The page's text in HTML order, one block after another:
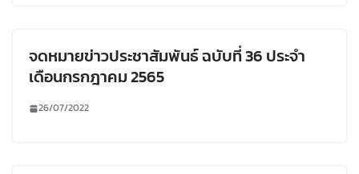
จดหมายข่าวประชาสัมพันธ์ ฉบับที่ 36 ประจำ
เดือนกรกฎาคม 2565
26/07/2022